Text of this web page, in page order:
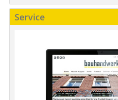
Service